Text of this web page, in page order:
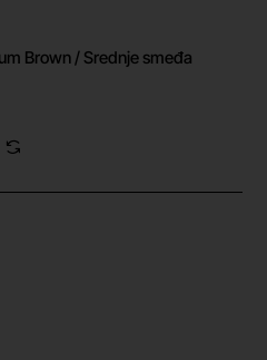
Brown / Srednje smeđa